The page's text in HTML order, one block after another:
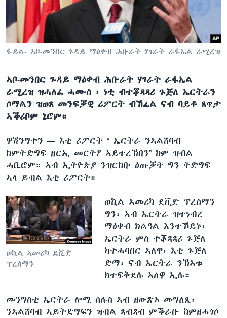
ቂሔ ጽልሚ
ቋንቋታት
ፋይል- ኣቦ-መንበር ጉዳይ ማዕቀብ ሕቡራት ሃገራት ራፋኤል ራሚረዝ
ኣቦ-መንበር ጉዳይ ማዕቀብ ሕቡራት ሃገራት ራፋኤል
ራሚረዝ ዝሓለፈ ሓሙስ ፡ ነቲ ብተቖጻጻሪ ጉጅለ ኤርትራን
ሶማልን ዝወጸ መንፍቓዊ ሪፖርት ብኸፊል ናብ ባይቶ ጸጥታ
ኣቕሪቦም ኔሮም።
ዋሽንግተን — እቲ ሪፖርት “ ኤርትራ ንኣልሸባብ
ከምትድግፍ ዘርኢ መርትዖ ኣይተረኽበን” ከም ዝብል
ሓቢሮም። ኣብ ኢትዮጵያ ንዝርከቡ ዕጡቓት ግን ትድግፍ
ኣላ ይብል እቲ ሪፖርት።
ወኪል ኣመሪካ ደቪድ
ፕረስማን
ወኪል ኣመሪካ ደቪድ ፕረስማን
ግን፡ ኣብ ኤርትራ ዝተነብረ
ማዕቀብ ክልዓል እንተኾይኑ፡
ኤርትራ ምስ ተቖጻጻሪ ጉጅለ
ክተሓባበር ኣለዋ፡ እቲ ጉጅለ
ድማ፡ ናብ ኤርትራ ንኽኣቱ
ክተፍቅደሉ ኣለዋ ኢሉ።
መንግስቲ ኤርትራ ሎሚ ሰሉስ ኣብ ዘውጽኦ መግለጺ፡
ንኣልሸባብ ኣይትድግፍን ዝብል ጸብጻብ ምቕራቡ ከምዘሓጎሶ